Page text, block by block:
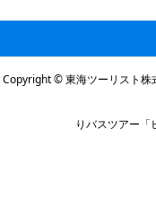
Copyright © 東海ツーリスト株
りバスツアー「